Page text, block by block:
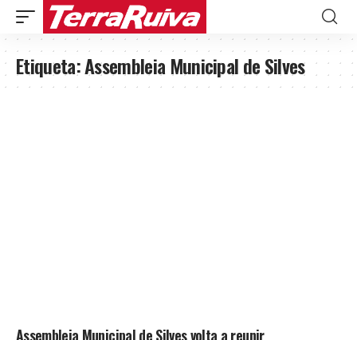
Etiqueta:Assembleia Municipal de Silves
Assembleia Municipal de Silves volta a reunir